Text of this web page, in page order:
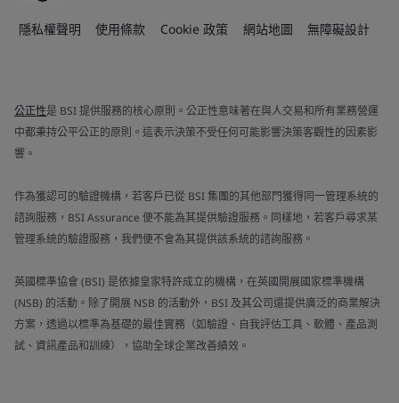
隱私權聲明 使用條款 Cookie 政策 網站地圖 無障礙設計
公正性是 BSI 提供服務的核心原則。公正性意味著在與人交易和所有業務營運
中都秉持公平公正的原則。這表示決策不受任何可能影響決策客觀性的因素影
響。
作為獲認可的驗證機構，若客戶已從 BSI 集團的其他部門獲得同一管理系統的
諮詢服務，BSI Assurance 便不能為其提供驗證服務。同樣地，若客戶尋求某
管理系統的驗證服務，我們便不會為其提供該系統的諮詢服務。
英國標準協會 (BSI) 是依據皇家特許成立的機構，在英國開展國家標準機構
(NSB) 的活動。除了開展 NSB 的活動外，BSI 及其公司還提供廣泛的商業解決
方案，透過以標準為基礎的最佳實務（如驗證、自我評估工具、軟體、產品測
試、資訊產品和訓練），協助全球企業改善績效。